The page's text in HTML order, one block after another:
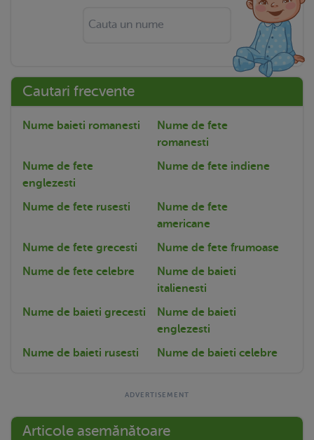
Cautari frecvente
Nume baieti romanesti
Nume de fete
romanesti
Nume de fete
englezesti
Nume de fete indiene
Nume de fete rusesti
Nume de fete
americane
Nume de fete grecesti
Nume de fete frumoase
Nume de fete celebre
Nume de baieti
italienesti
Nume de baieti grecesti
Nume de baieti
englezesti
Nume de baieti rusesti
Nume de baieti celebre
Articole asemănătoare